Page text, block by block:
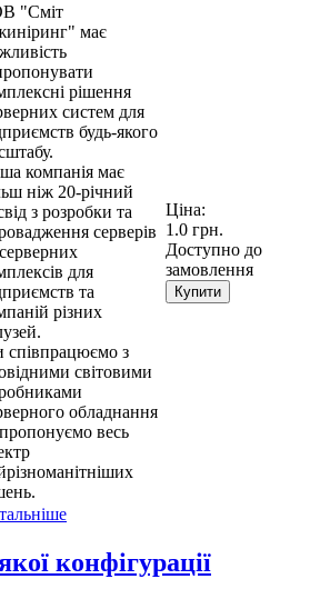
"Сміт
має
рішення
систем для
будь-якого
компанія має
ніж 20-річний
з розробки та
серверів
для
та
різних
з
світовими
обладнання
весь
Ціна:
1.0 грн.
Доступно до
замовлення
Купити
конфігурації